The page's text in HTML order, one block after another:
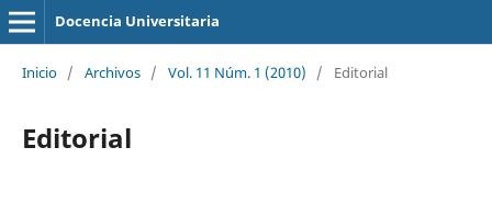
Docencia Universitaria
Inicio / Archivos / Vol. 11 Núm. 1 (2010) / Editorial
Editorial